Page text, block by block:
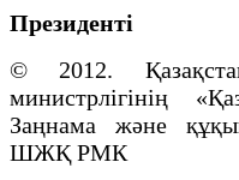
Президенті
© 2012.
министрлігінің
Заңнама және
ШЖҚ РМК